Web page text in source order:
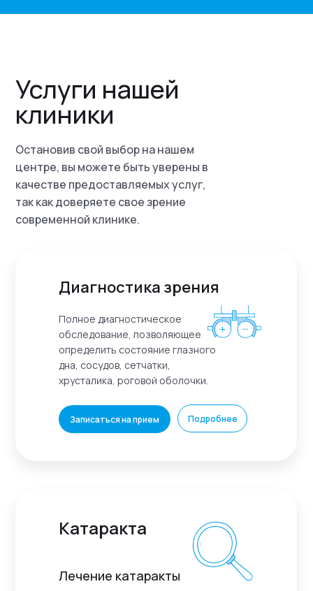
Услуги нашей
клиники
Остановив свой выбор на нашем
центре, вы можете быть уверены в
качестве предоставляемых услуг,
так как доверяете свое зрение
современной клинике.
Диагностика зрения
Полное диагностическое
обследование, позволяющее
определить состояние глазного
дна, сосудов, сетчатки,
хрусталика, роговой оболочки.
Записаться на прием Подробнее
Катаракта
Лечение катаракты